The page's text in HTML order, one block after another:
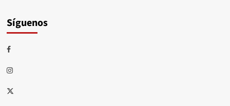
Síguenos